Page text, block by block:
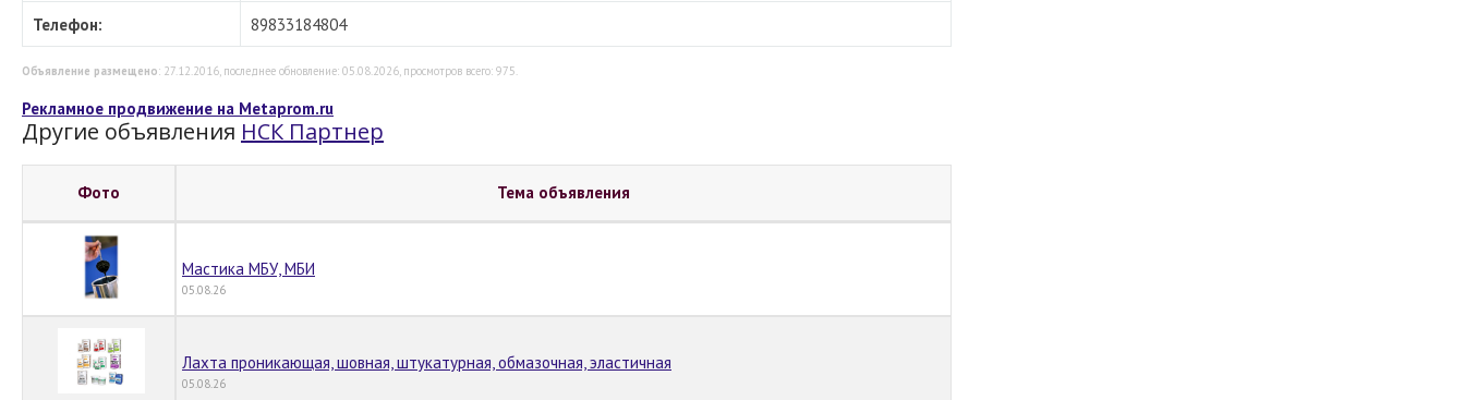
Телефон: 89833184804
Объявление размещено: 27.12.2016, последнее обновление: 05.08.2026, просмотров всего: 975.
Рекламное продвижение на Metaprom.ru
Другие объявления НСК Партнер
Фото Тема объявления
Мастика МБУ, МБИ
05.08.26
Лахта проникающая, шовная, штукатурная, обмазочная, эластичная
05.08.26